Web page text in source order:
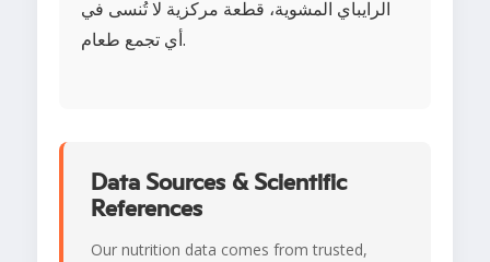
الرايباي المشوية، قطعة مركزية لا تُنسى في
أي تجمع طعام.
Data Sources & Scientific
References
Our nutrition data comes from trusted,